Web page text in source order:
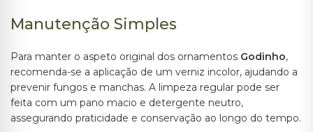
Manutenção Simples
Para manter o aspeto original dos ornamentos Godinho,
recomenda-se a aplicação de um verniz incolor, ajudando a
prevenir fungos e manchas. A limpeza regular pode ser
feita com um pano macio e detergente neutro,
assegurando praticidade e conservação ao longo do tempo.